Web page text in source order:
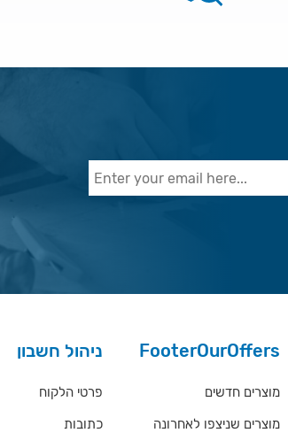
ניהול חשבון
פרטי הלקוח
כתובות
FooterOurOffers
מוצרים חדשים
מוצרים שניצפו לאחרונה